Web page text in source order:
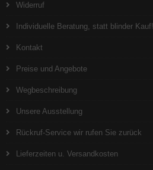
Widerruf
Individuelle Beratung, statt blinder Kauf!
Kontakt
Preise und Angebote
Wegbeschreibung
Unsere Ausstellung
Rückruf-Service wir rufen Sie zurück
Lieferzeiten u. Versandkosten